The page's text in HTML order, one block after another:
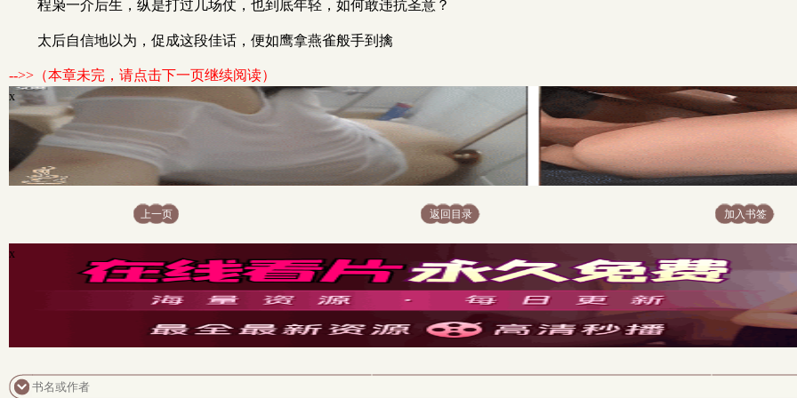
程枭一介后生，纵是打过几场仗，也到底年轻，如何敢违抗圣意？
太后自信地以为，促成这段佳话，便如鹰拿燕雀般手到擒
-->>（本章未完，请点击下一页继续阅读）
x
上一页 返回目录 加入书签
x